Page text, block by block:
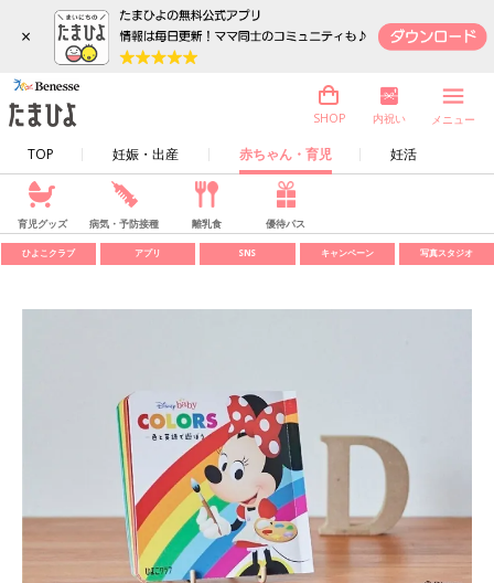
×
TOP 妊娠・出産 赤ちゃん・育児 妊活
SHOP 内祝い メニュー
育児グッズ 病気・予防接種 離乳食 優待パス
ひよこクラブ アプリ SNS キャンペーン 写真スタジオ